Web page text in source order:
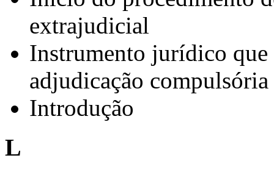
extrajudicial
Instrumento jurídico que
adjudicação compulsória
Introdução
L